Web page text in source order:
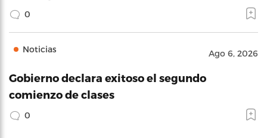
0
Noticias Ago 6, 2026
Gobierno declara exitoso el segundo
comienzo de clases
0